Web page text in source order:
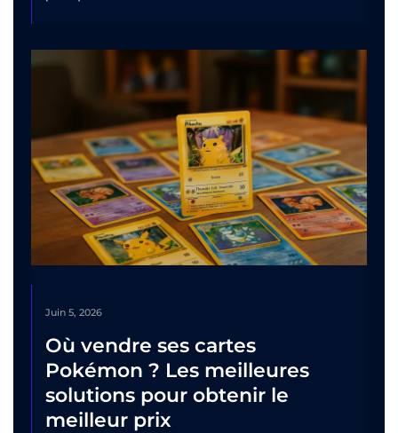
Juin 5, 2026
Où vendre ses cartes
Pokémon ? Les meilleures
solutions pour obtenir le
meilleur prix